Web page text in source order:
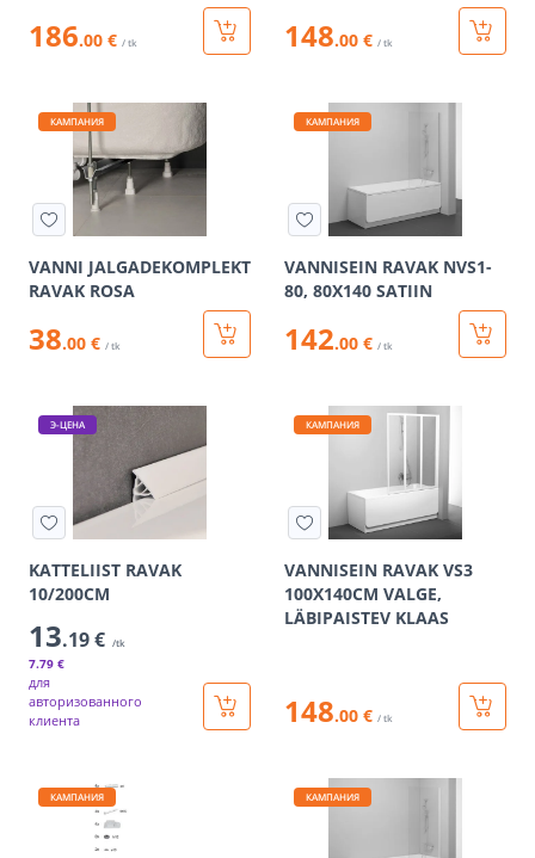
186.00 € / tk 148.00 € / tk
КАМПАНИЯ
VANNI JALGADEKOMPLEKT
RAVAK ROSA
38.00 € / tk
КАМПАНИЯ
VANNISEIN RAVAK NVS1-
80, 80X140 SATIIN
142.00 € / tk
Э-ЦЕНА
KATTELIIST RAVAK
10/200CM
13.19 € /tk
7.79 €
для
авторизованного
клиента
КАМПАНИЯ
VANNISEIN RAVAK VS3
100X140CM VALGE,
LÄBIPAISTEV KLAAS
148.00 € / tk
КАМПАНИЯ КАМПАНИЯ